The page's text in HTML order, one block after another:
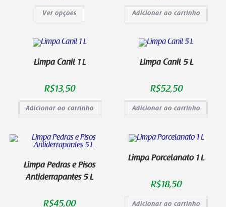
Ver opções Adicionar ao carrinho
Limpa Canil 1 L
R$13,50
Adicionar ao carrinho
Limpa Canil 5 L
R$52,50
Adicionar ao carrinho
Limpa Pedras e Pisos
Antiderrapantes 5 L
R$45,00
Limpa Porcelanato 1 L
R$18,50
Adicionar ao carrinho